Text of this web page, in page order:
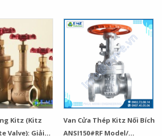
Kitz (Kitz
Valve): Giải
Van Cửa Thép Kitz Nối Bích
ANSI150#RF Model/
Giảm Áp Hơi TLV
Van Cầu Ống